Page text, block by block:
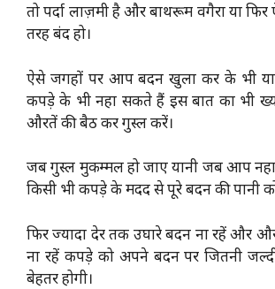
तो पर्दा लाज़मी है और बाथरूम वगैरा या
तरह बंद हो।
ऐसे जगहों पर आप बदन खुला कर के भी
कपड़े के भी नहा सकते हैं इस बात का भी
औरतें की बैठ कर गुस्ल करें।
जब गुस्ल मुकम्मल हो जाए यानी जब आप नहा
किसी भी कपड़े के मदद से पूरे बदन की पानी
फिर ज्यादा देर तक उघारे बदन ना रहें और
ना रहें कपड़े को अपने बदन पर जितनी
बेहतर होगी।